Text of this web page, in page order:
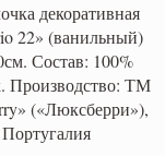
декоративная
22» (ванильный)
Состав: 100%
Производство: ТМ
(«Люксберри»),
Португалия